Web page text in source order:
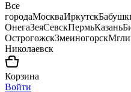
Все
городаМоскваИркутск
ОнегаЗеяСевскПермьКазань
ОстрогожскЗмеиногорск
Николаевск
Корзина
Войти